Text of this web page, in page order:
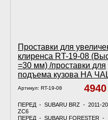
Проставки для
клиренса RT-19-08
=30 мм) /проставки для
подъема кузова НА
Артикул: RT-19-08
ПЕРЕД - SUBARU BRZ - 2011-
ZC6
ПЕРЕД - SUBARU FORESTER -